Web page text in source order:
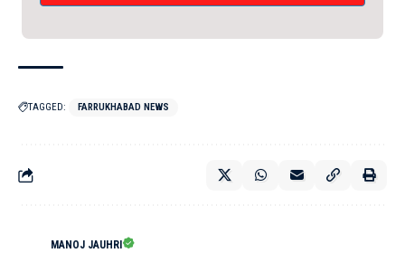
TAGGED: FARRUKHABAD NEWS
MANOJ JAUHRI